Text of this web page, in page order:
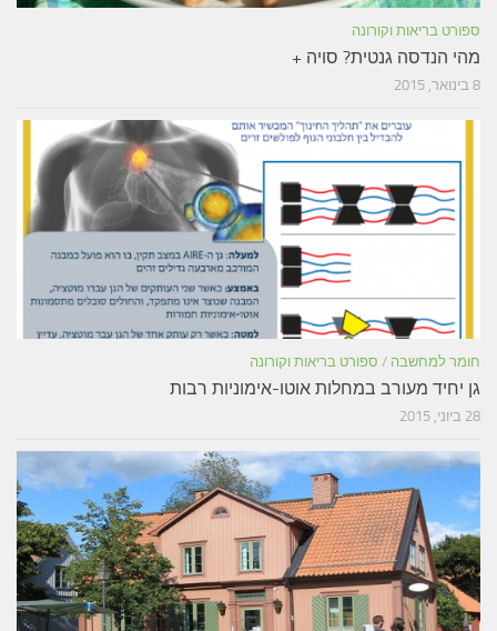
ספורט בריאות וקורונה
מהי הנדסה גנטית? סויה +
8 בינואר, 2015
חומר למחשבה / ספורט בריאות וקורונה
גן יחיד מעורב במחלות אוטו-אימוניות רבות
28 ביוני, 2015